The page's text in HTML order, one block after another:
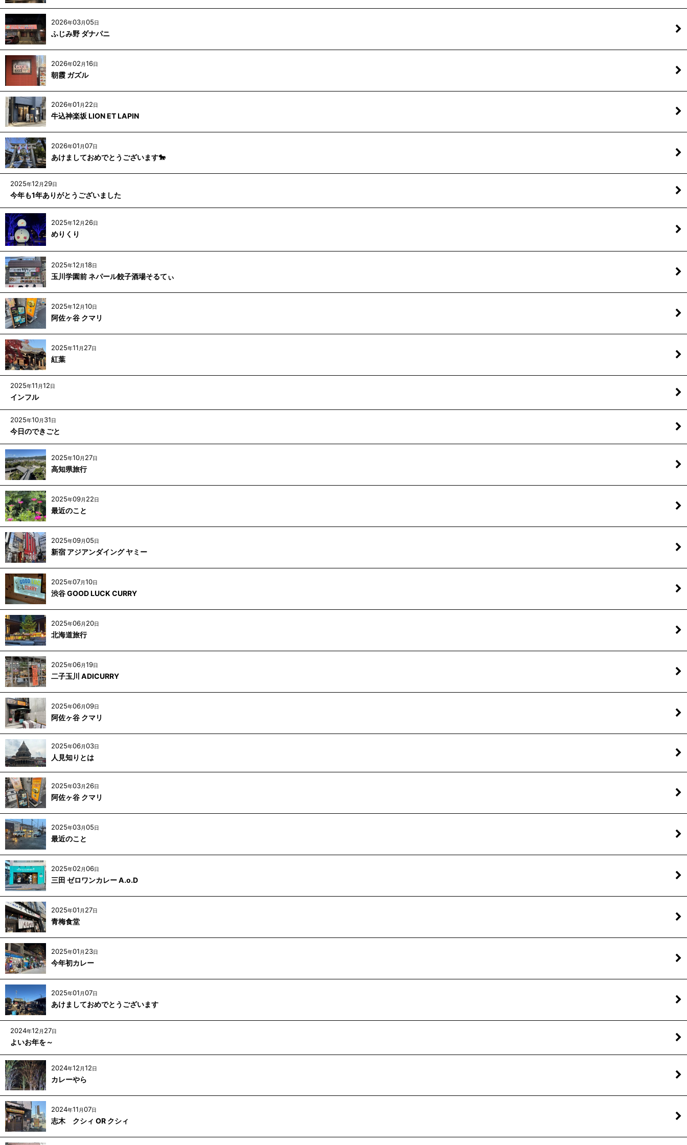
2026年03月05日
ふじみ野 ダナパニ
2026年02 月16日
朝霞 ガズル
2026年01 月 22日
牛込神楽坂 LION ET LAPIN
2026年01 月07日
あけましておめでとうございます🐎
2025年12 月 29日
今年も1年ありがとうございました
2025年12 月 26日
めりくり
2025年12 月18日
玉川学園前 ネパール餃子酒場そるてぃ
2025年12 月10日
阿佐ヶ谷 クマリ
2025年11 月 27日
紅葉
2025年11 月12日
インフル
2025年10月 31日
今日のできごと
2025年10月 27日
高知県旅行
2025年09月 22日
最近のこと
2025年09月05日
新宿 アジアンダイング ヤミー
2025年07月10日
渋谷 GOOD LUCK CURRY
2025年06月 20日
北海道旅行
2025年06月19日
二子玉川 ADICURRY
2025年06月09日
阿佐ヶ谷 クマリ
2025年06月03日
人見知りとは
2025年03月 26日
阿佐ヶ谷 クマリ
2025年03月05日
最近のこと
2025年02 月06日
三田 ゼロワンカレー A.o.D
2025年01 月 27日
青梅食堂
2025年01 月 23日
今年初カレー
2025年01 月07日
あけましておめでとうございます
2024年12 月 27日
よいお年を～
2024年12 月12日
カレーやら
2024年11 月07日
志木 クシィ OR クシィ